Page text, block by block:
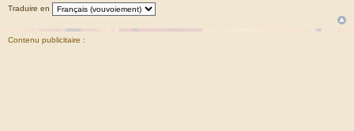
Traduire en
Contenu publicitaire :